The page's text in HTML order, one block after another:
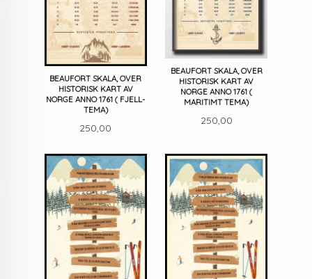
BEAUFORT SKALA, OVER
HISTORISK KART AV
NORGE ANNO 1761 ( FJELL-
TEMA)
Pris
250,00
BEAUFORT SKALA, OVER
HISTORISK KART AV
NORGE ANNO 1761 (
MARITIMT TEMA)
Pris
250,00